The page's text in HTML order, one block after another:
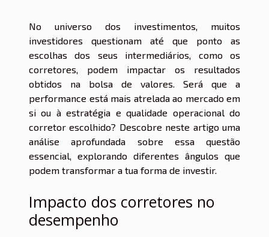
No universo dos investimentos, muitos
investidores questionam até que ponto as
escolhas dos seus intermediários, como os
corretores, podem impactar os resultados
obtidos na bolsa de valores. Será que a
performance está mais atrelada ao mercado em
si ou à estratégia e qualidade operacional do
corretor escolhido? Descobre neste artigo uma
análise aprofundada sobre essa questão
essencial, explorando diferentes ângulos que
podem transformar a tua forma de investir.
Impacto dos corretores no
desempenho